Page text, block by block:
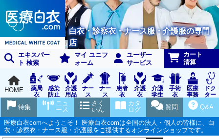
白衣・診察衣・ナース服・介護服の専門
店
エキスパー
ト 検索
マイ ユニフ
ォーム
ユーザー
サービス
カート
清算
HOME
薬局
衣
感染
防止
用品
介護
用品
ナー
ス
グッ
ズ
ナー
ス
ウェ
ア
患者
衣
介護
衣
介護
学生
実習
衣
手術
衣
医療
事務
受付
ドク
ター
ア
Q&A
質問
カタ
ログ
さく
いん
ニュ
ース
特集
医療白衣comへようこそ！ 医療白衣comは全国の法人・個人の皆様に、白
衣・診察衣・ナース服・介護服をご提供するオンラインショップです。